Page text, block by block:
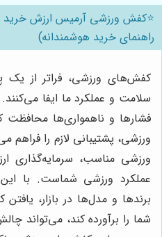
⭐️کفش ورزشی آرمیس ارزش
راهنمای خرید هوشمندانه)
کفش‌های ورزشی، فراتر از
سلامت و عملکرد ما ایفا
فشارها و ناهمواری‌ها محافظت
ورزشی، پشتیبانی لازم را
ورزشی مناسب، سرمایه‌گذاری
عملکرد ورزشی شماست. با
برندها و مدل‌ها در بازار،
شما را برآورده کند، می‌تواند